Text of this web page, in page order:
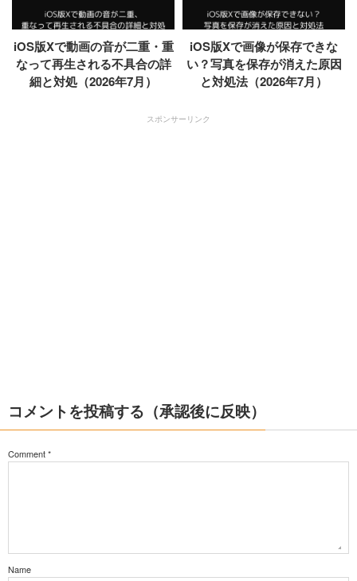
iOS版Xで動画の音が二重・重
なって再生される不具合の詳
細と対処（2026年7月）
iOS版Xで画像が保存できな
い？写真を保存が消えた原因
と対処法（2026年7月）
スポンサーリンク
コメントを投稿する（承認後に反映）
Comment*
Name